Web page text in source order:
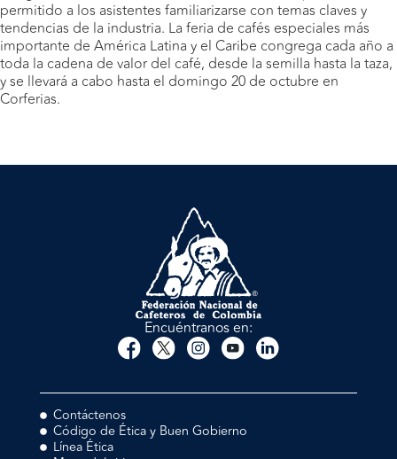
permitido a los asistentes familiarizarse con temas claves y
tendencias de la industria. La feria de cafés especiales más
importante de América Latina y el Caribe congrega cada año a
toda la cadena de valor del café, desde la semilla hasta la taza,
y se llevará a cabo hasta el domingo 20 de octubre en
Corferias.
Encuéntranos en:
Contáctenos
Código de Ética y Buen Gobierno
Línea Ética